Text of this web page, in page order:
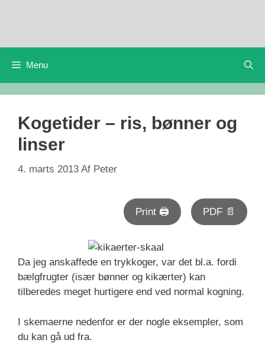
Menu
Kogetider – ris, bønner og
linser
4. marts 2013 Af Peter
Print 🖨 PDF 📄
Da jeg anskaffede en trykkoger, var det bl.a. fordi
bælgfrugter (især bønner og kikærter) kan
tilberedes meget hurtigere end ved normal kogning.
I skemaerne nedenfor er der nogle eksempler, som
du kan gå ud fra.